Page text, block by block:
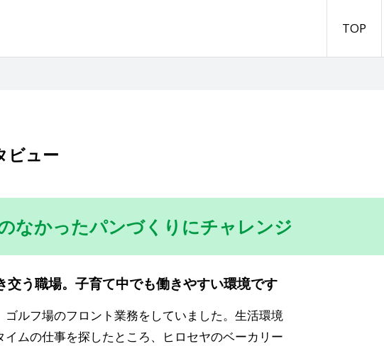
TOP
ビュー
なかったパンづくりにチャレンジ
交う職場。子育て中でも働きやすい環境です
ゴルフ場のフロント業務をしていました。生活環境
ムの仕事を探したところ、ヒロセヤのベーカリー